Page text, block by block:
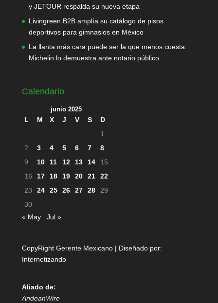
y JETOUR respalda su nueva etapa
Livingreen B2B amplía su catálogo de pisos
deportivos para gimnasios en México
La llanta más cara puede ser la que menos cuesta:
Michelin lo demuestra ante notario público
Calendario
junio 2025
L M X J V S
D
1
2
3 4 5 6 7
8
9
10 11 12 13 14
15
16
17 18 19 20 21
22
23
24 25 26 27 28
29
30
« May
Jul »
CopyRight Gerente Mexicano | Diseñado por:
Internetizando
Aliado de:
AndeanWire